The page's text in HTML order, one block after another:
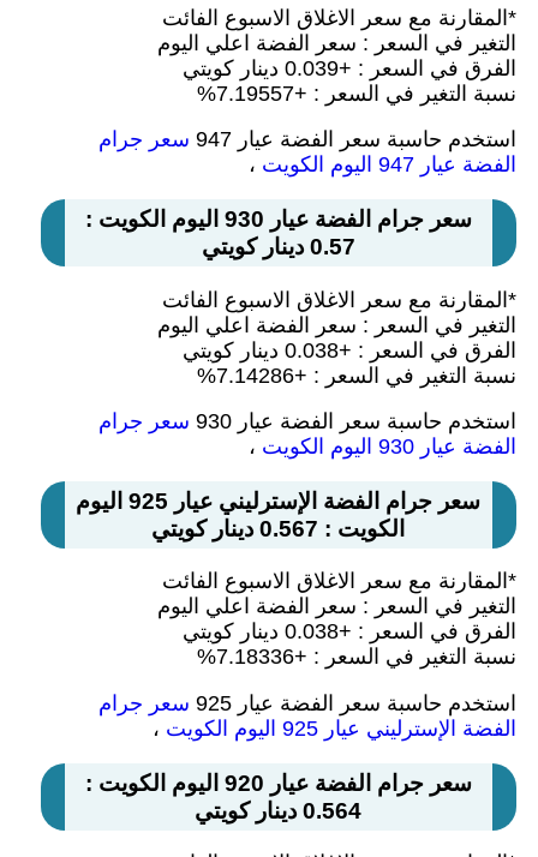
*المقارنة مع سعر الاغلاق الاسبوع الفائت
التغير في السعر : سعر الفضة اعلي اليوم
الفرق في السعر : +0.039 دينار كويتي
نسبة التغير في السعر : +7.19557%
استخدم حاسبة سعر الفضة عيار 947
سعر جرام
الفضة عيار 947 اليوم الكويت
،
سعر جرام الفضة عيار 930 اليوم الكويت :
0.57 دينار كويتي
*المقارنة مع سعر الاغلاق الاسبوع الفائت
التغير في السعر : سعر الفضة اعلي اليوم
الفرق في السعر : +0.038 دينار كويتي
نسبة التغير في السعر : +7.14286%
استخدم حاسبة سعر الفضة عيار 930
سعر جرام
الفضة عيار 930 اليوم الكويت
،
سعر جرام الفضة الإسترليني عيار 925 اليوم
الكويت : 0.567 دينار كويتي
*المقارنة مع سعر الاغلاق الاسبوع الفائت
التغير في السعر : سعر الفضة اعلي اليوم
الفرق في السعر : +0.038 دينار كويتي
نسبة التغير في السعر : +7.18336%
استخدم حاسبة سعر الفضة عيار 925
سعر جرام
الفضة الإسترليني عيار 925 اليوم الكويت
،
سعر جرام الفضة عيار 920 اليوم الكويت :
0.564 دينار كويتي